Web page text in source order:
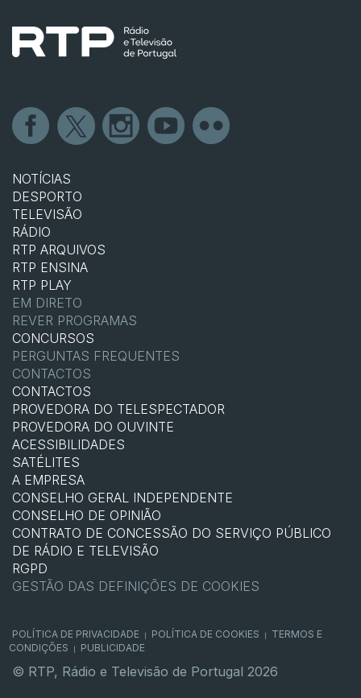
NOTÍCIAS
DESPORTO
TELEVISÃO
RÁDIO
RTP ARQUIVOS
RTP ENSINA
RTP PLAY
EM DIRETO
REVER PROGRAMAS
CONCURSOS
PERGUNTAS FREQUENTES
CONTACTOS
CONTACTOS
PROVEDORA DO TELESPECTADOR
PROVEDORA DO OUVINTE
ACESSIBILIDADES
SATÉLITES
A EMPRESA
CONSELHO GERAL INDEPENDENTE
CONSELHO DE OPINIÃO
CONTRATO DE CONCESSÃO DO SERVIÇO PÚBLICO
DE RÁDIO E TELEVISÃO
RGPD
GESTÃO DAS DEFINIÇÕES DE COOKIES
POLÍTICA DE PRIVACIDADE POLÍTICA DE COOKIES
TERMOS E
CONDIÇÕES
PUBLICIDADE
© RTP, Rádio e Televisão de Portugal 2026